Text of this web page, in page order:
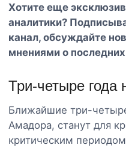
Хотите еще
аналитики?
канал, обсуждайте
мнениями о
Три-четыре года
Ближайшие три-
Амадора, станут для
критическим